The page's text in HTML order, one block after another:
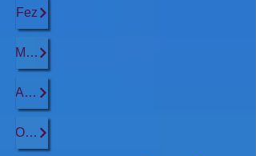
Fez
Marrakech
Agadir
Ouarzazate